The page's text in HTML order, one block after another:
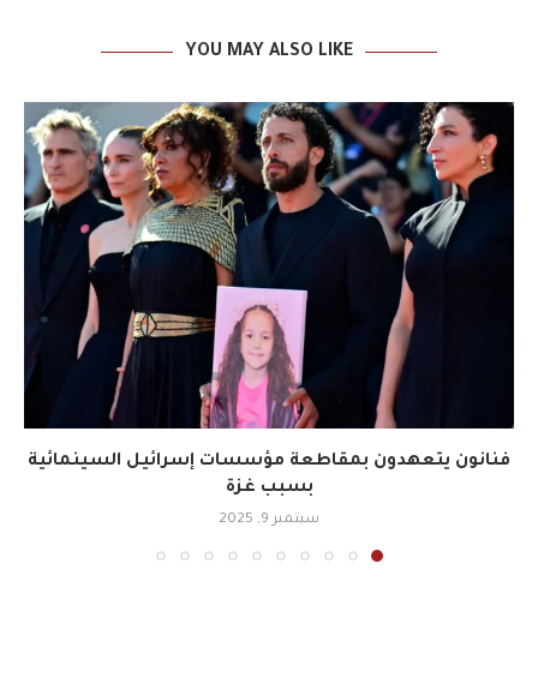
YOU MAY ALSO LIKE
فنانون يتعهدون بمقاطعة مؤسسات إسرائيل السينمائية
بسبب غزة
سبتمبر 9, 2025